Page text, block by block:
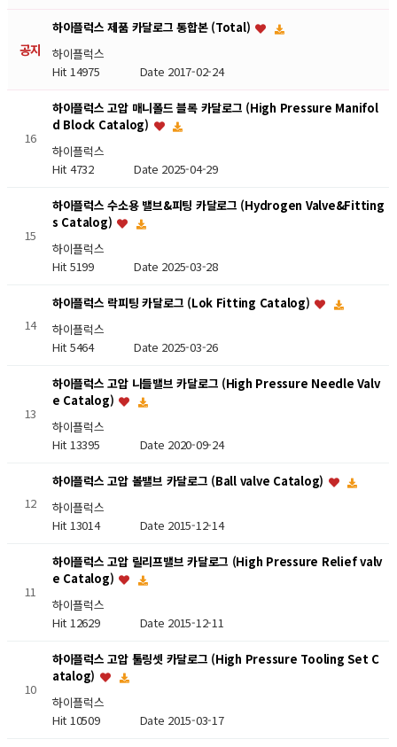
공지
하이플럭스 제품 카달로그 통합본 (Total)
하이플럭스
Hit 14975 Date 2017-02-24
16
하이플럭스 고압 매니폴드 블록 카달로그 (High Pressure Manifol
d Block Catalog)
하이플럭스
Hit 4732 Date 2025-04-29
15
하이플럭스 수소용 밸브&피팅 카달로그 (Hydrogen Valve&Fitting
s Catalog)
하이플럭스
Hit 5199 Date 2025-03-28
14
하이플럭스 락피팅 카달로그 (Lok Fitting Catalog)
하이플럭스
Hit 5464 Date 2025-03-26
13
하이플럭스 고압 니들밸브 카달로그 (High Pressure Needle Valv
e Catalog)
하이플럭스
Hit 13395 Date 2020-09-24
12
하이플럭스 고압 볼밸브 카달로그 (Ball valve Catalog)
하이플럭스
Hit 13014 Date 2015-12-14
11
하이플럭스 고압 릴리프밸브 카달로그 (High Pressure Relief valv
e Catalog)
하이플럭스
Hit 12629 Date 2015-12-11
10
하이플럭스 고압 툴링셋 카달로그 (High Pressure Tooling Set C
atalog)
하이플럭스
Hit 10509 Date 2015-03-17